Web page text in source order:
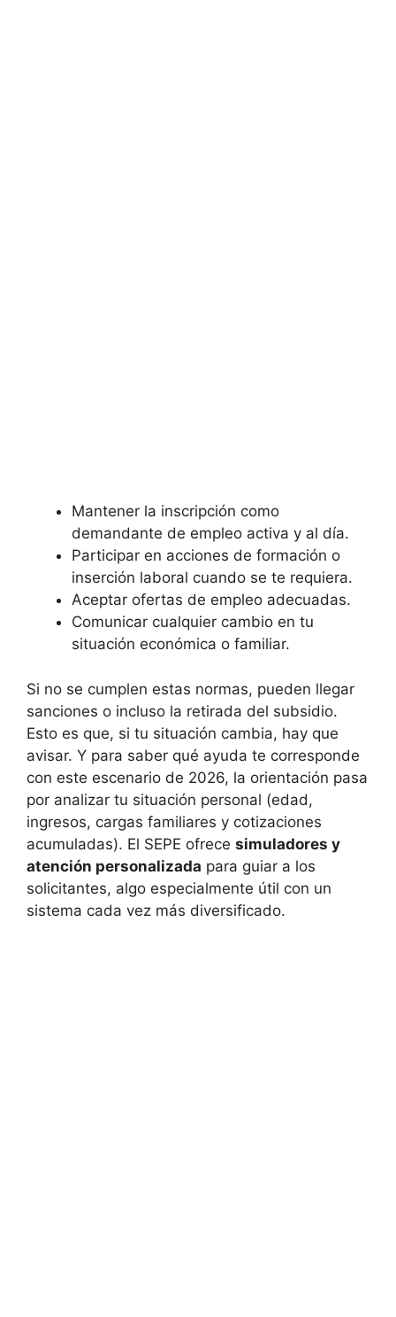
Mantener la inscripción como
demandante de empleo activa y al día.
Participar en acciones de formación o
inserción laboral cuando se te requiera.
Aceptar ofertas de empleo adecuadas.
Comunicar cualquier cambio en tu
situación económica o familiar.
Si no se cumplen estas normas, pueden llegar
sanciones o incluso la retirada del subsidio.
Esto es que, si tu situación cambia, hay que
avisar. Y para saber qué ayuda te corresponde
con este escenario de 2026, la orientación pasa
por analizar tu situación personal (edad,
ingresos, cargas familiares y cotizaciones
acumuladas). El SEPE ofrece simuladores y
atención personalizada para guiar a los
solicitantes, algo especialmente útil con un
sistema cada vez más diversificado.